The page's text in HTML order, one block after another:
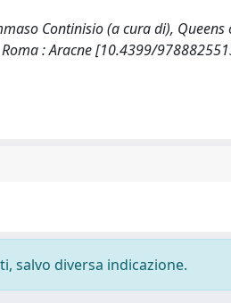
Continisio (a cura di), Queens
: Aracne [10.4399/
salvo diversa indicazione.